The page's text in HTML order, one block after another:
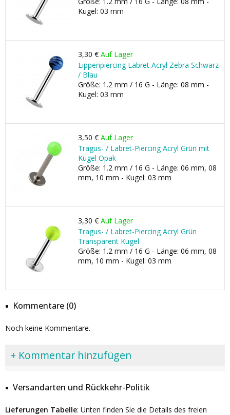
Kugel: 03 mm
3,30 € Auf Lager
Lippenpiercing Labret Acryl Zebra Schwarz
/ Blau
Größe: 1.2 mm / 16 G - Länge: 08 mm -
Kugel: 03 mm
3,50 € Auf Lager
Tragus- / Labret-Piercing Acryl Grün mit
Kugel Opak
Größe: 1.2 mm / 16 G - Länge: 06 mm, 08
mm, 10 mm - Kugel: 03 mm
3,30 € Auf Lager
Tragus- / Labret-Piercing Acryl Grün
Transparent Kugel
Größe: 1.2 mm / 16 G - Länge: 06 mm, 08
mm, 10 mm - Kugel: 03 mm
Kommentare (0)
Noch keine Kommentare.
+ Kommentar hinzufügen
Versandarten und Rückkehr-Politik
Lieferungen Tabelle: Unten finden Sie die Details des freien